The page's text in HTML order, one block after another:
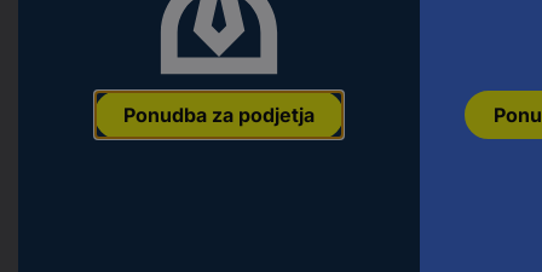
Ponudba za podjetja
KS Tools 9173857 9173857
4042146566947 Koda proizvajalca: Št. izdelka: